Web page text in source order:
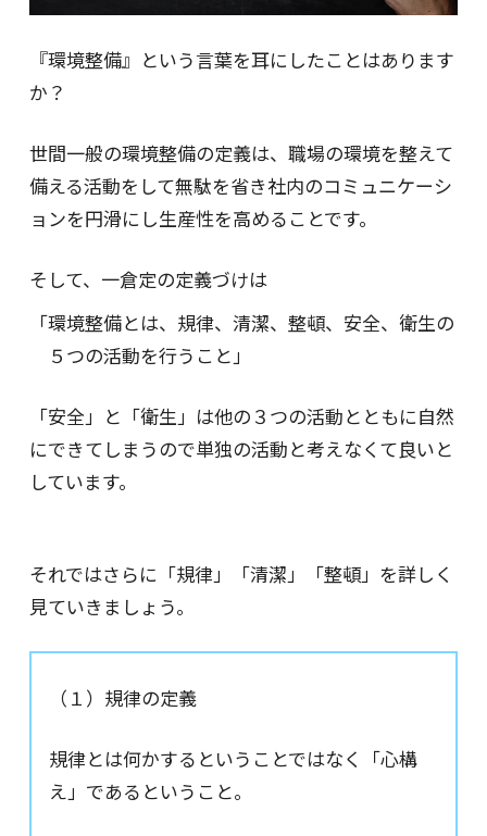
『環境整備』という言葉を耳にしたことはあります
か？
世間一般の環境整備の定義は、職場の環境を整えて
備える活動をして無駄を省き社内のコミュニケーシ
ョンを円滑にし生産性を高めることです。
そして、一倉定の定義づけは
「環境整備とは、規律、清潔、整頓、安全、衛生の
５つの活動を行うこと」
「安全」と「衛生」は他の３つの活動とともに自然
にできてしまうので単独の活動と考えなくて良いと
しています。
それではさらに「規律」「清潔」「整頓」を詳しく
見ていきましょう。
（１）規律の定義
規律とは何かするということではなく「心構
え」であるということ。